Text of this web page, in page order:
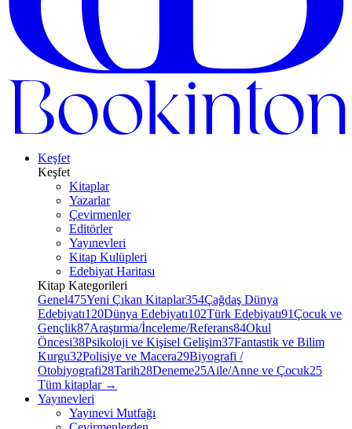
Keşfet
Keşfet
Kitaplar
Yazarlar
Çevirmenler
Editörler
Yayınevleri
Kitap Kulüpleri
Edebiyat Haritası
Kitap Kategorileri
Genel475Yeni Çıkan Kitaplar354Çağdaş Dünya
Edebiyatı120Dünya Edebiyatı102Türk Edebiyatı91Çocuk ve
Gençlik87Araştırma/İnceleme/Referans84Okul
Öncesi38Psikoloji ve Kişisel Gelişim37Fantastik ve Bilim
Kurgu32Polisiye ve Macera29Biyografi /
Otobiyografi28Tarih28Deneme25Aile/Anne ve Çocuk25
Tüm kitaplar →
Yayınevleri
Yayınevi Mutfağı